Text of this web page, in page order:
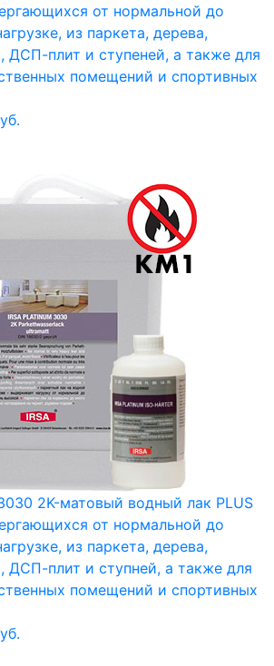
от нормальной до
из паркета, дерева,
ДСП-плит и ступеней, а также для
помещений и спортивных
2K-матовый водный лак PLUS
от нормальной до
из паркета, дерева,
ДСП-плит и ступней, а также для
помещений и спортивных